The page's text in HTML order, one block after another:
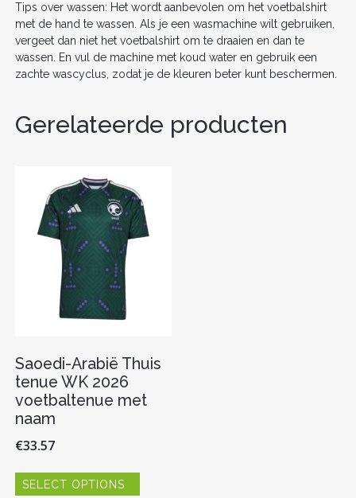
Tips over wassen: Het wordt aanbevolen om het voetbalshirt
met de hand te wassen. Als je een wasmachine wilt gebruiken,
vergeet dan niet het voetbalshirt om te draaien en dan te
wassen. En vul de machine met koud water en gebruik een
zachte wascyclus, zodat je de kleuren beter kunt beschermen.
Gerelateerde producten
Saoedi-Arabië Thuis
tenue WK 2026
voetbaltenue met
naam
€33.57
SELECT OPTIONS